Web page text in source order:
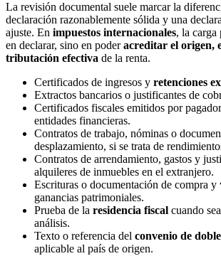
La revisión documental suele marcar la
declaración razonablemente sólida y una
ajuste. En impuestos internacionales, la carga
en declarar, sino en poderacreditar el origen,
tributación efectiva de la renta.
Certificados de ingresos y retenciones
Extractos bancarios o justificantes de
Certificados fiscales emitidos por
entidades financieras.
Contratos de trabajo, nóminas o
desplazamiento, si se trata de
Contratos de arrendamiento, gastos y
alquileres de inmuebles en el extranjero.
Escrituras o documentación de compra y
ganancias patrimoniales.
Prueba de la residencia fiscal cuando
análisis.
Texto o referencia del convenio de
aplicable al país de origen.